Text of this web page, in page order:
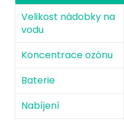
Velikost nádobky na
vodu
Koncentrace ozónu
Baterie
Nabíjení